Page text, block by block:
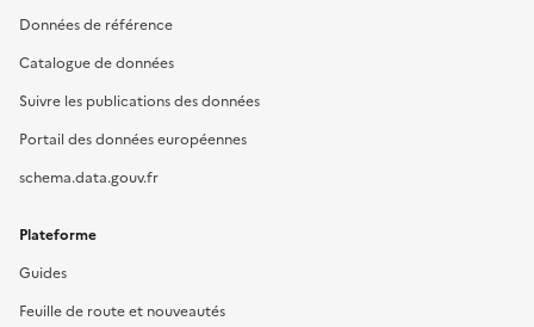
Données de référence
Catalogue de données
Suivre les publications des données
Portail des données européennes
schema.data.gouv.fr
Plateforme
Guides
Feuille de route et nouveautés